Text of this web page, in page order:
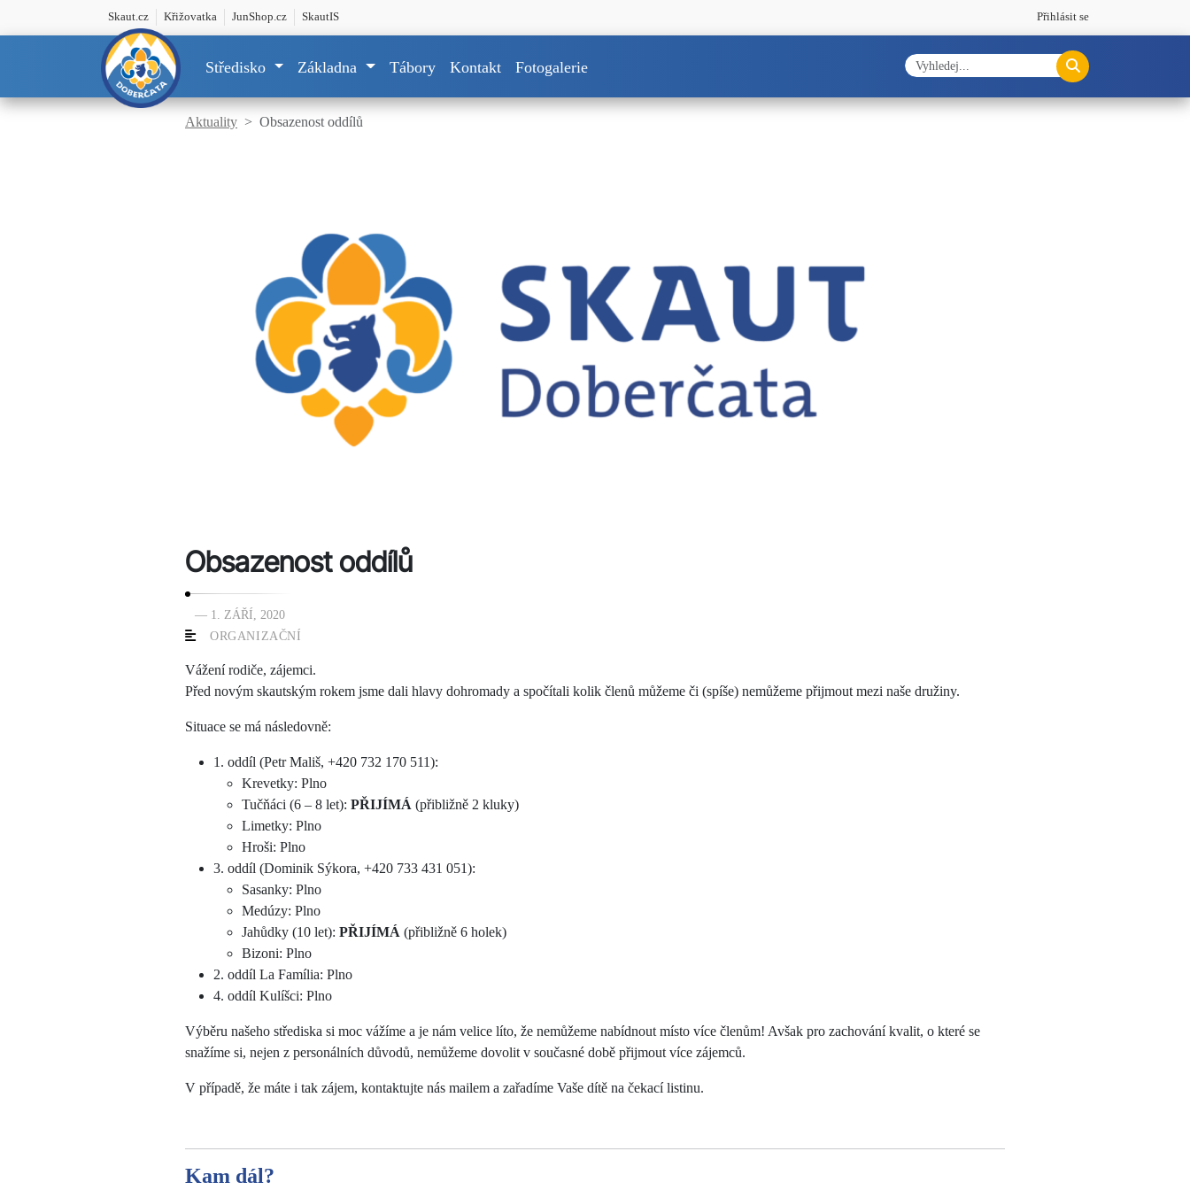
Skaut.cz Křižovatka JunShop.cz SkautIS Přihlásit se
Středisko Základna Tábory Kontakt Fotogalerie
Aktuality Obsazenost oddílů
Obsazenost oddílů
— 1. ZÁŘÍ, 2020
ORGANIZAČNÍ
Vážení rodiče, zájemci.
Před novým skautským rokem jsme dali hlavy dohromady a spočítali kolik členů můžeme či (spíše) nemůžeme přijmout mezi naše družiny.
Situace se má následovně:
1. oddíl (Petr Mališ, +420 732 170 511):
Krevetky: Plno
Tučňáci (6 – 8 let): PŘIJÍMÁ (přibližně 2 kluky)
Limetky: Plno
Hroši: Plno
3. oddíl (Dominik Sýkora, +420 733 431 051):
Sasanky: Plno
Medúzy: Plno
Jahůdky (10 let): PŘIJÍMÁ (přibližně 6 holek)
Bizoni: Plno
2. oddíl La Família: Plno
4. oddíl Kulíšci: Plno
Výběru našeho střediska si moc vážíme a je nám velice líto, že nemůžeme nabídnout místo více členům! Avšak pro zachování kvalit, o které se
snažíme si, nejen z personálních důvodů, nemůžeme dovolit v současné době přijmout více zájemců.
V případě, že máte i tak zájem, kontaktujte nás mailem a zařadíme Vaše dítě na čekací listinu.
Kam dál?